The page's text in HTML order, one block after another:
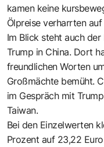
kamen keine
Ölpreise verharrten
Im Blick steht auch
Trump in China. Dort
freundlichen Worten
Großmächte bemüht.
im Gespräch mit
Taiwan.
Bei den Einzelwerten
Prozent auf 23,22